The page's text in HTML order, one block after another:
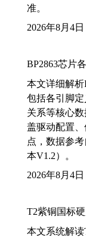
准。
2026年8月4日
BP2863芯片
本文详细解析
包括各引脚
关系等核心
盖驱动配置
点，数据参
本V1.2）。
2026年8月4日
T2紫铜国标
本文系统解